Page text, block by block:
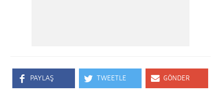
PAYLAŞ TWEETLE GÖNDER